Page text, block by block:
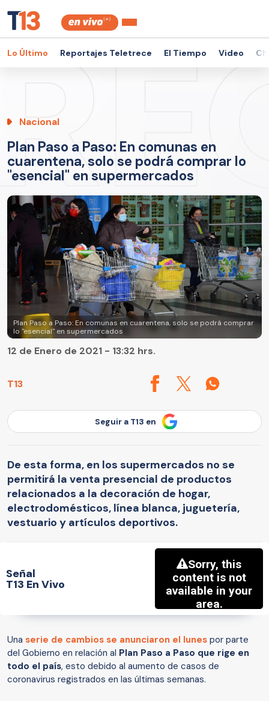
Lo Último Reportajes Teletrece El Tiempo Video
Nacional
Plan Paso a Paso: En comunas en
cuarentena, solo se podrá comprar lo
"esencial" en supermercados
Plan Paso a Paso: En comunas en cuarentena, solo se podrá comprar
lo "esencial" en supermercados
T13
12 de Enero de 2021 - 13:32 hrs.
Seguir a T13 en
De esta forma, en los supermercados no se
permitirá la venta presencial de productos
relacionados a la decoración de hogar,
electrodomésticos, línea blanca, juguetería,
vestuario y artículos deportivos.
Señal
T13 En Vivo
Una serie de cambios se anunciaron el lunes por parte
del Gobierno en relación al Plan Paso a Paso que rige en
todo el país, esto debido al aumento de casos de
coronavirus registrados en las últimas semanas.